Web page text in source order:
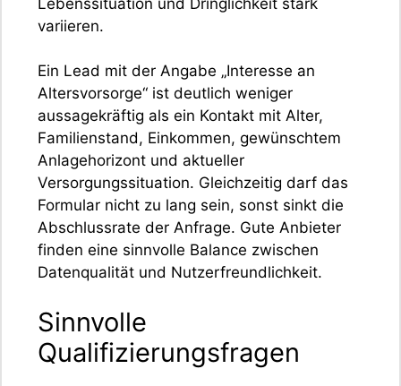
variieren.
Ein Lead mit der Angabe „Interesse an
Altersvorsorge“ ist deutlich weniger
aussagekräftig als ein Kontakt mit Alter,
Familienstand, Einkommen, gewünschtem
Anlagehorizont und aktueller
Versorgungssituation. Gleichzeitig darf das
Formular nicht zu lang sein, sonst sinkt die
Abschlussrate der Anfrage. Gute Anbieter
finden eine sinnvolle Balance zwischen
Datenqualität und Nutzerfreundlichkeit.
Sinnvolle
Qualifizierungsfragen